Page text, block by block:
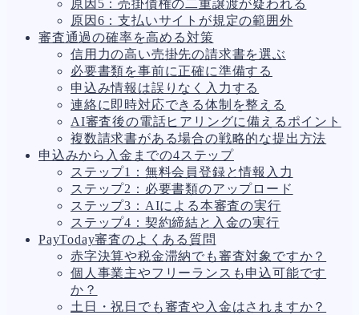
私的整理142
法的整理449
債権者対応19
換価・競売54
原因5：売掛債権の二重譲渡が疑われる
原因6：支払いサイトが規定の範囲外
審査通過の確率を高める対策
信用力の高い売掛先の請求書を選ぶ
必要書類を事前に正確に準備する
申込み情報は誤りなく入力する
連絡に即時対応できる体制を整える
AI審査後の電話ヒアリングに備えるポイント
複数請求書がある場合の戦略的な提出方法
申込みから入金までの4ステップ
ステップ1：無料会員登録と情報入力
ステップ2：必要書類のアップロード
ステップ3：AIによる本審査の実行
ステップ4：契約締結と入金の実行
PayToday審査のよくある質問
赤字決算や税金滞納でも審査対象ですか？
個人事業主やフリーランスも申込可能です
か？
土日・祝日でも審査や入金はされますか？